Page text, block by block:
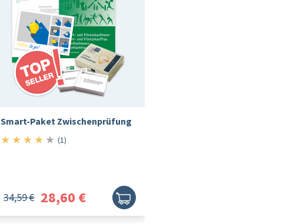
Smart-Paket Zwischenprüfung
★ ★ ★ ★ ★ 4/5
(1)
28,60 €
34,59 €